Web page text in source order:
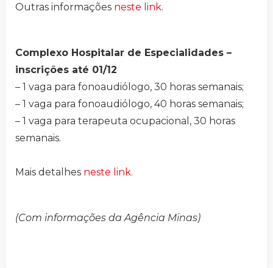
Outras informações neste link.
Complexo Hospitalar de Especialidades –
inscrições até 01/12
– 1 vaga para fonoaudiólogo, 30 horas semanais;
– 1 vaga para fonoaudiólogo, 40 horas semanais;
– 1 vaga para terapeuta ocupacional, 30 horas
semanais.
Mais detalhes neste link.
(Com informações da Agência Minas)